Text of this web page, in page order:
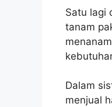
Satu lagi
tanam
Dalam
menjual